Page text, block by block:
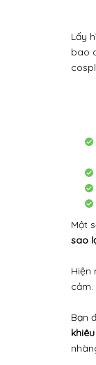
Lấy
bao
Một
sao
Hiện
Bạn